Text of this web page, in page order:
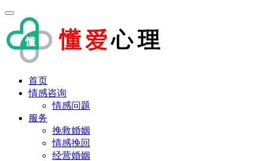
首页
情感咨询
情感问题
服务
挽救婚姻
情感挽回
经营婚姻